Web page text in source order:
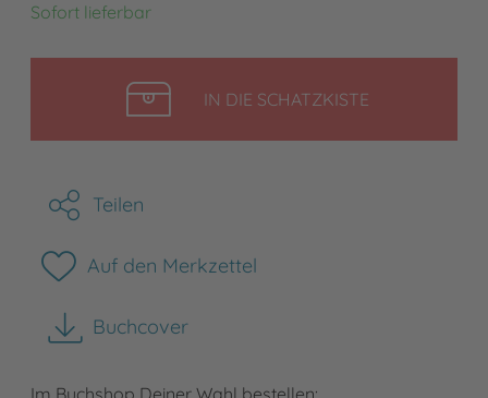
Sofort lieferbar
IN DIE SCHATZKISTELEGEN
Teilen
Auf den Merkzettel
Buchcover
herunterladen